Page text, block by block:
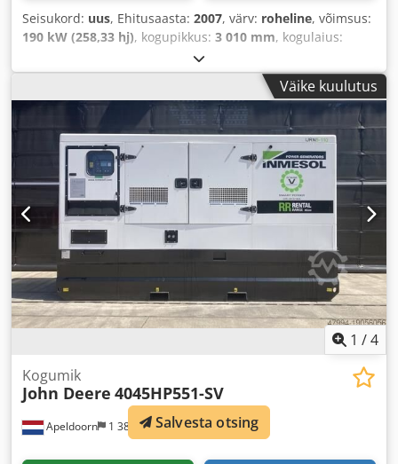
Seisukord: uus, Ehitusaasta: 2007, värv: roheline, võimsus:
190 kW (258,33 hj), kogupikkus: 3 010 mm, kogulaius:
2 000 mm
Väike kuulutus
1 /4
Apeldoorn 1 387 km
Kogumik
John Deere 4045HP551-SV
Salvesta otsing